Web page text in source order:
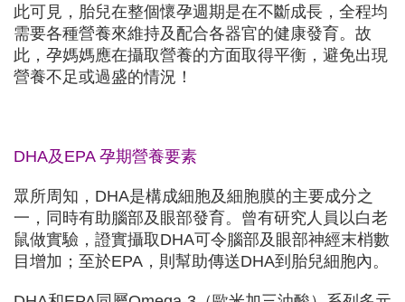
此可見，胎兒在整個懷孕週期是在不斷成長，全程均
需要各種營養來維持及配合各器官的健康發育。故
此，孕媽媽應在攝取營養的方面取得平衡，避免出現
營養不足或過盛的情況！
DHA及EPA 孕期營養要素
眾所周知，DHA是構成細胞及細胞膜的主要成分之
一，同時有助腦部及眼部發育。曾有研究人員以白老
鼠做實驗，證實攝取DHA可令腦部及眼部神經末梢數
目增加；至於EPA，則幫助傳送DHA到胎兒細胞內。